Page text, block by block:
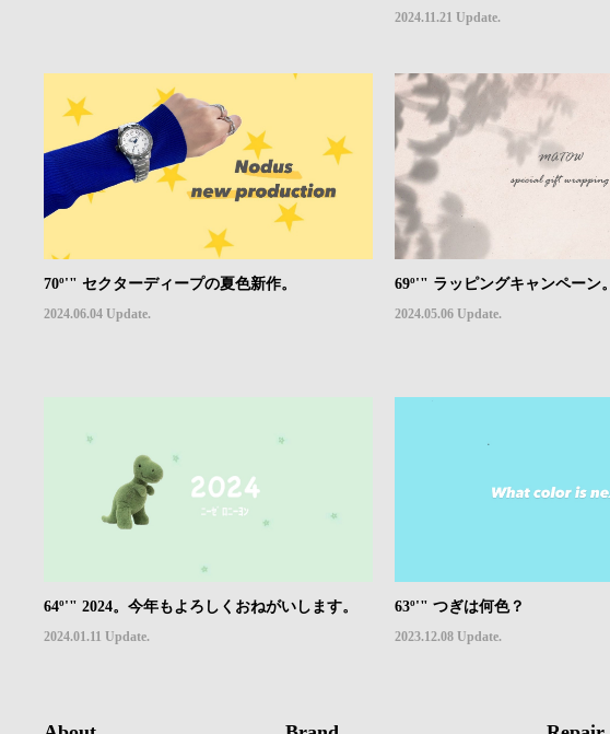
2024.11.21 Update.
70º'" セクターディープの夏色新作。
2024.06.04 Update.
69º'" ラッピングキャンペーン。
2024.05.06 Update.
64º'" 2024。今年もよろしくおねがいします。
2024.01.11 Update.
63º'" つぎは何色？
2023.12.08 Update.